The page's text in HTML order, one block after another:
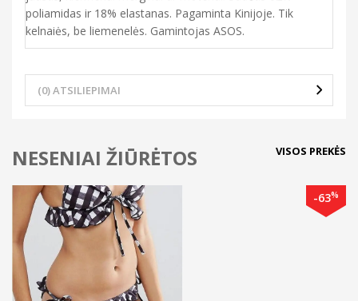
poliamidas ir 18% elastanas. Pagaminta Kinijoje. Tik
kelnaiės, be liemenelės. Gamintojas ASOS.
(0) ATSILIEPIMAI
NESENIAI ŽIŪRĖTOS VISOS PREKĖS
-63%